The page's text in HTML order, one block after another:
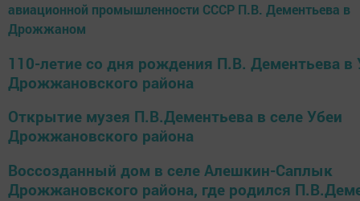
авиационной промышленности СССР П.В. Дементьева в
Дрожжаном
110-летие со дня рождения П.В. Дементьева в
Дрожжановского района
Открытие музея П.В.Дементьева в селе Убеи
Дрожжановского района
Воссозданный дом в селе Алешкин-Саплык
Дрожжановского района, где родился